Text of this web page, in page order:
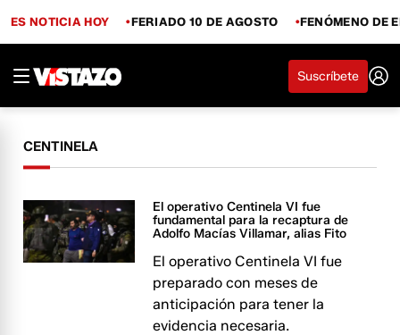
ES NOTICIA HOY FERIADO 10 DE AGOSTO FENÓMENO DE
Suscríbete
CENTINELA
El operativo Centinela VI fue
fundamental para la recaptura de
Adolfo Macías Villamar, alias Fito
El operativo Centinela VI fue
preparado con meses de
anticipación para tener la
evidencia necesaria.